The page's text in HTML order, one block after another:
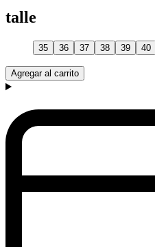
talle
35 36 37 38 39 40
Agregar al carrito